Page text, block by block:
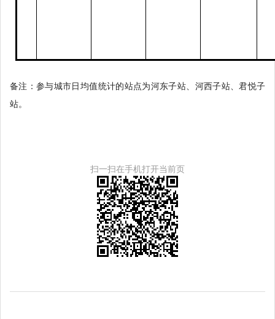
备注：参与城市日均值统计的站点为河东子站、河西子站、君悦子
站。
扫一扫在手机打开当前页